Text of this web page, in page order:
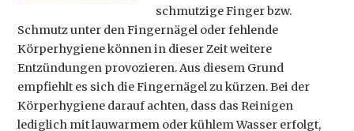
schmutzige Finger bzw.
Schmutz unter den Fingernägel oder fehlende
Körperhygiene können in dieser Zeit weitere
Entzündungen provozieren. Aus diesem Grund
empfiehlt es sich die Fingernägel zu kürzen. Bei der
Körperhygiene darauf achten, dass das Reinigen
lediglich mit lauwarmem oder kühlem Wasser erfolgt,